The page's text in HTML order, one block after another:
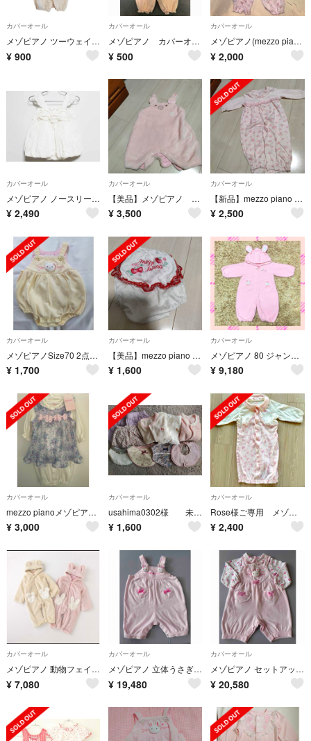
カバーオール
メゾピアノ ツーウェイオール ベビー服 ピンク レース リボン 50-70cm
¥ 900
カバーオール
メゾピアノ カバーオール
¥ 500
カバーオール
メゾピアノ(mezzo piano) 小花柄 2wayオール
¥ 2,000
カバーオール
メゾピアノ ノースリーブカバーオール/ロンパース/ワンピース 80cm キッズ 女児 白【中古】【新入荷!】‡
¥ 2,490
カバーオール
【美品】メゾピアノ うさぎのカバーオール 80
¥ 3,500
カバーオール
【新品】mezzo piano ツーウェイオール
¥ 2,500
カバーオール
メゾピアノSize70 2点セット
¥ 1,700
カバーオール
【美品】mezzo piano カバーパンツ
¥ 1,600
カバーオール
メゾピアノ 80 ジャンプスーツ アウター コート ロンパース ミミポポ レア
¥ 9,180
カバーオール
mezzo pianoメゾピアノ レースエプロン付2WAYオール
¥ 3,000
カバーオール
usahima0302様 未使用あり 女の子ベビー用品 まとめ売り
¥ 1,600
カバーオール
Rose様ご専用 メゾピアノ2点 ベビー ピンク ツーウェイオール 50-70
¥ 2,400
カバーオール
メゾピアノ 動物フェイクファーアウターオール 70 80
¥ 7,080
カバーオール
メゾピアノ 立体うさぎ カバーオール 70cm
¥ 19,480
カバーオール
メゾピアノ セットアップ 70cm
¥ 20,580